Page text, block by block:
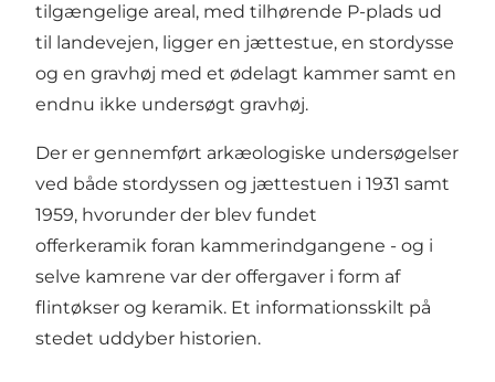
tilgængelige areal, med tilhørende P-plads ud
til landevejen, ligger en jættestue, en stordysse
og en gravhøj med et ødelagt kammer samt en
endnu ikke undersøgt gravhøj.
Der er gennemført arkæologiske undersøgelser
ved både stordyssen og jættestuen i 1931 samt
1959, hvorunder der blev fundet
offerkeramik foran kammerindgangene - og i
selve kamrene var der offergaver i form af
flintøkser og keramik. Et informationsskilt på
stedet uddyber historien.